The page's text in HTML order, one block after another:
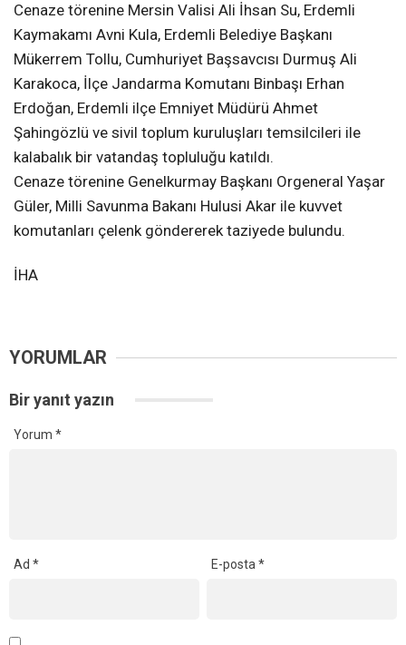
Cenaze törenine Mersin Valisi Ali İhsan Su, Erdemli
Kaymakamı Avni Kula, Erdemli Belediye Başkanı
Mükerrem Tollu, Cumhuriyet Başsavcısı Durmuş Ali
Karakoca, İlçe Jandarma Komutanı Binbaşı Erhan
Erdoğan, Erdemli ilçe Emniyet Müdürü Ahmet
Şahingözlü ve sivil toplum kuruluşları temsilcileri ile
kalabalık bir vatandaş topluluğu katıldı.
Cenaze törenine Genelkurmay Başkanı Orgeneral Yaşar
Güler, Milli Savunma Bakanı Hulusi Akar ile kuvvet
komutanları çelenk göndererek taziyede bulundu.
İHA
YORUMLAR
Bir yanıt yazın
Yorum *
Ad * E-posta*